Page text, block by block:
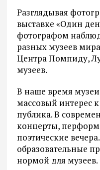
Разглядывая
выставке «Один
фотографом
разных музеев
Центра Помпиду,
музеев.
В наше время
массовый интерес
публика. В
концерты,
поэтические
образовательные
нормой для музеев.